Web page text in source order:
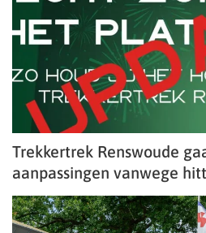
Trekkertrek Renswoude
aanpassingen vanwege